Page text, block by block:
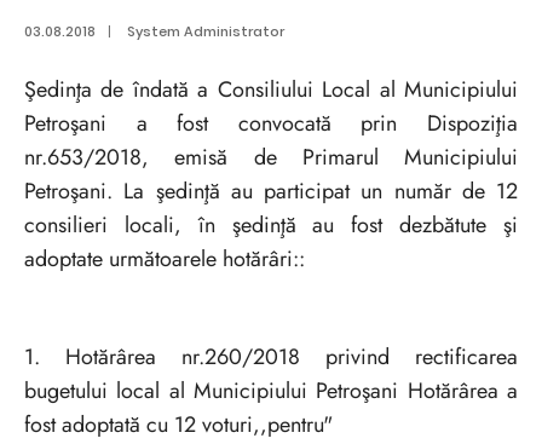
03.08.2018 | System Administrator
Şedinţa de îndată a Consiliului Local al Municipiului
Petroşani a fost convocată prin Dispoziţia
nr.653/2018, emisă de Primarul Municipiului
Petroşani. La şedinţă au participat un număr de 12
consilieri locali, în şedinţă au fost dezbătute şi
adoptate următoarele hotărâri::
1. Hotărârea nr.260/2018 privind rectificarea
bugetului local al Municipiului Petroşani Hotărârea a
fost adoptată cu 12 voturi,,pentru"